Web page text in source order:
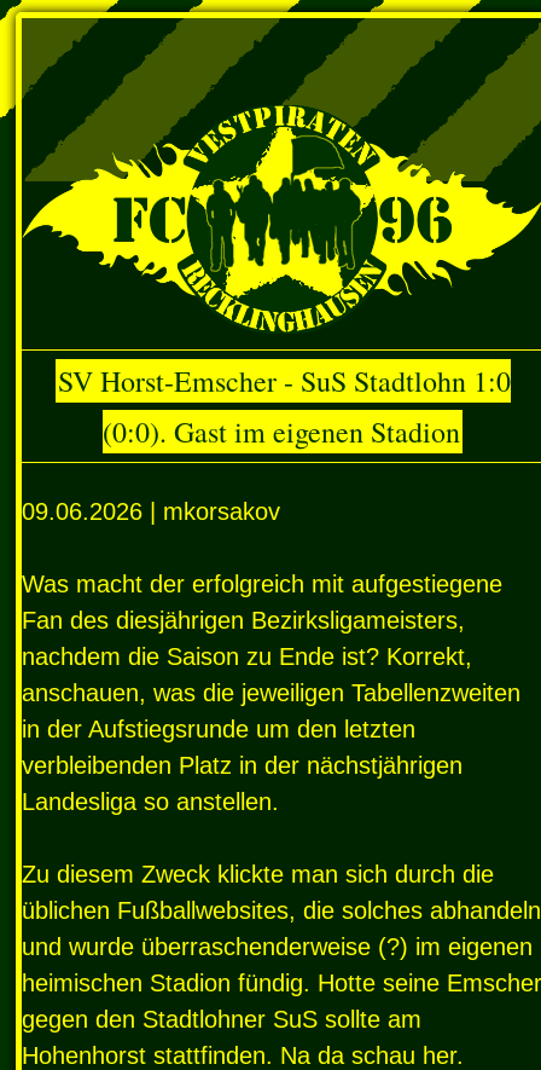
SV Horst-Emscher - SuS Stadtlohn 1:0
(0:0). Gast im eigenen Stadion
09.06.2026 | mkorsakov
Was macht der erfolgreich mit aufgestiegene
Fan des diesjährigen Bezirksligameisters,
nachdem die Saison zu Ende ist? Korrekt,
anschauen, was die jeweiligen Tabellenzweiten
in der Aufstiegsrunde um den letzten
verbleibenden Platz in der nächstjährigen
Landesliga so anstellen.
Zu diesem Zweck klickte man sich durch die
üblichen Fußballwebsites, die solches abhandeln
und wurde überraschenderweise (?) im eigenen
heimischen Stadion fündig. Hotte seine Emscher
gegen den Stadtlohner SuS sollte am
Hohenhorst stattfinden. Na da schau her.